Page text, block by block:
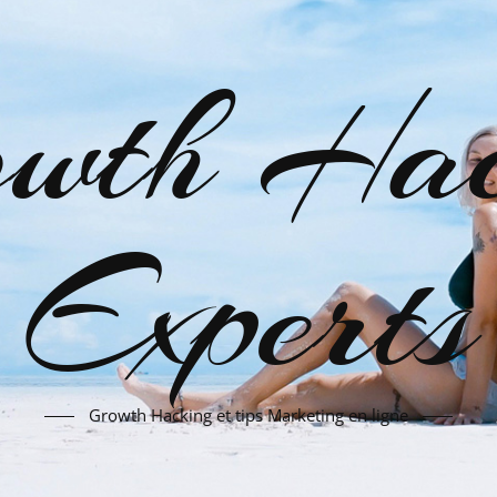
Experts
Growth Hacking et tips Marketing en ligne